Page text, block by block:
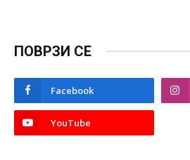
ПОВРЗИ СЕ
Facebook
YouTube